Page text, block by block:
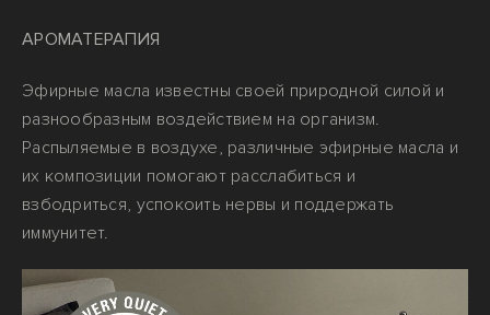
АРОМАТЕРАПИЯ
Эфирные масла известны своей природной силой и
разнообразным воздействием на организм.
Распыляемые в воздухе, различные эфирные масла и
их композиции помогают расслабиться и
взбодриться, успокоить нервы и поддержать
иммунитет.